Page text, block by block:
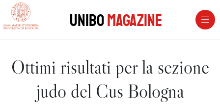
vai al contenuto della pagina
UniboMagazine
Ottimi risultati per la sezione
judo del Cus Bologna